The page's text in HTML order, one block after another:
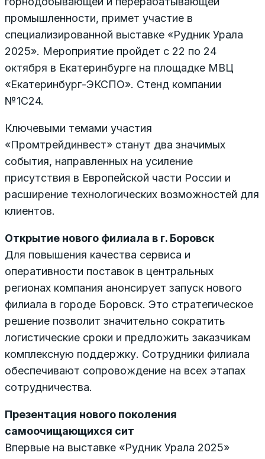
промышленности, примет участие в
специализированной выставке «Рудник Урала
2025». Мероприятие пройдет с 22 по 24
октября в Екатеринбурге на площадке МВЦ
«Екатеринбург-ЭКСПО». Стенд компании
№1С24.
Ключевыми темами участия
«Промтрейдинвест» станут два значимых
события, направленных на усиление
присутствия в Европейской части России и
расширение технологических возможностей для
клиентов.
Открытие нового филиала в г. Боровск
Для повышения качества сервиса и
оперативности поставок в центральных
регионах компания анонсирует запуск нового
филиала в городе Боровск. Это стратегическое
решение позволит значительно сократить
логистические сроки и предложить заказчикам
комплексную поддержку. Сотрудники филиала
обеспечивают сопровождение на всех этапах
сотрудничества.
Презентация нового поколения
самоочищающихся сит
Впервые на выставке «Рудник Урала 2025»